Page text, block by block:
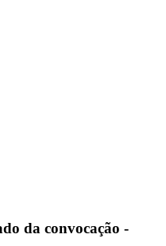
da convocação -